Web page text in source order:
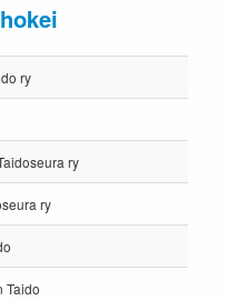
ry
ry
ry
Taido